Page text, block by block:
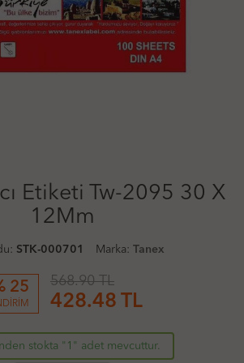
Etiketi Tw-2095 30 X
12Mm
STK-000701 Marka: Tanex
25 568.90 TL
428.48 TL
stokta "1" adet mevcuttur.